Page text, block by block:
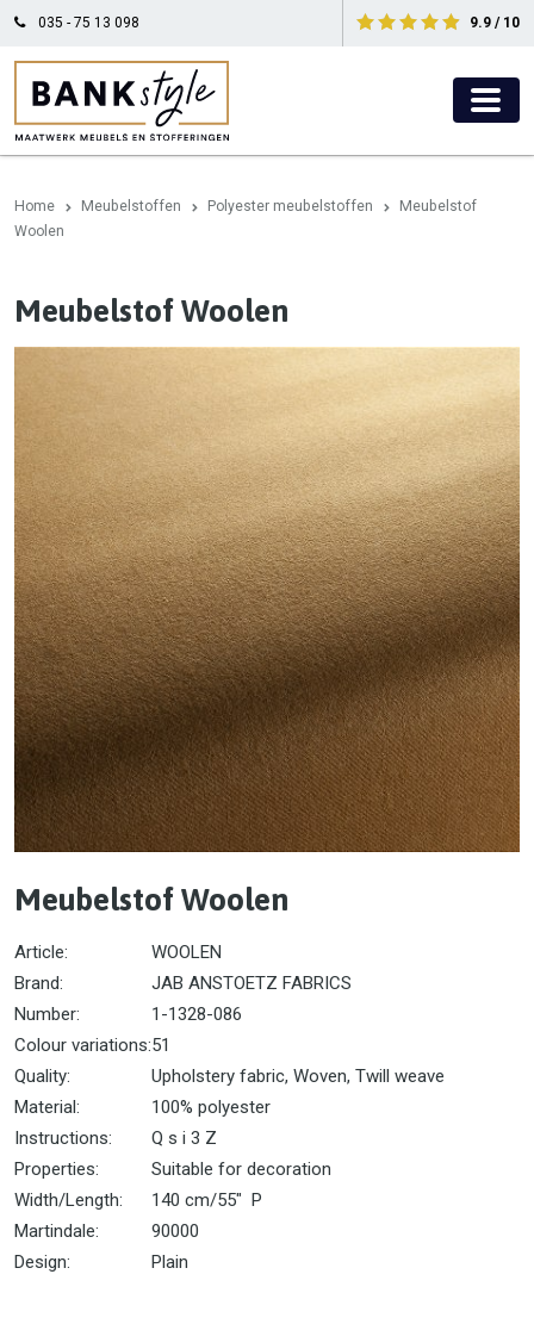
035 - 75 13 098 9.9 / 10
Home Meubelstoffen Polyester meubelstoffen
Meubelstof
Woolen
Meubelstof Woolen
Meubelstof Woolen
Article:
WOOLEN
Brand:
JAB ANSTOETZ FABRICS
Number:
1-1328-086
Colour variations:51
Quality:
Upholstery fabric, Woven, Twill weave
Material:
100% polyester
Instructions:
Q s i 3 Z
Properties:
Suitable for decoration
Width/Length:
140 cm/55" P
Martindale:
90000
Design:
Plain